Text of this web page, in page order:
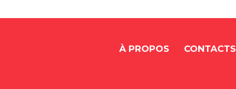
À PROPOS CONTACTS